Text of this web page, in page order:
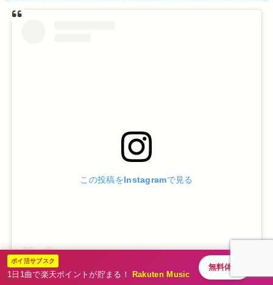
ポイ活サブスク
1日1曲で楽天ポイントが貯まる！ Rakuten Music
無料体験
この投稿をInstagramで見る